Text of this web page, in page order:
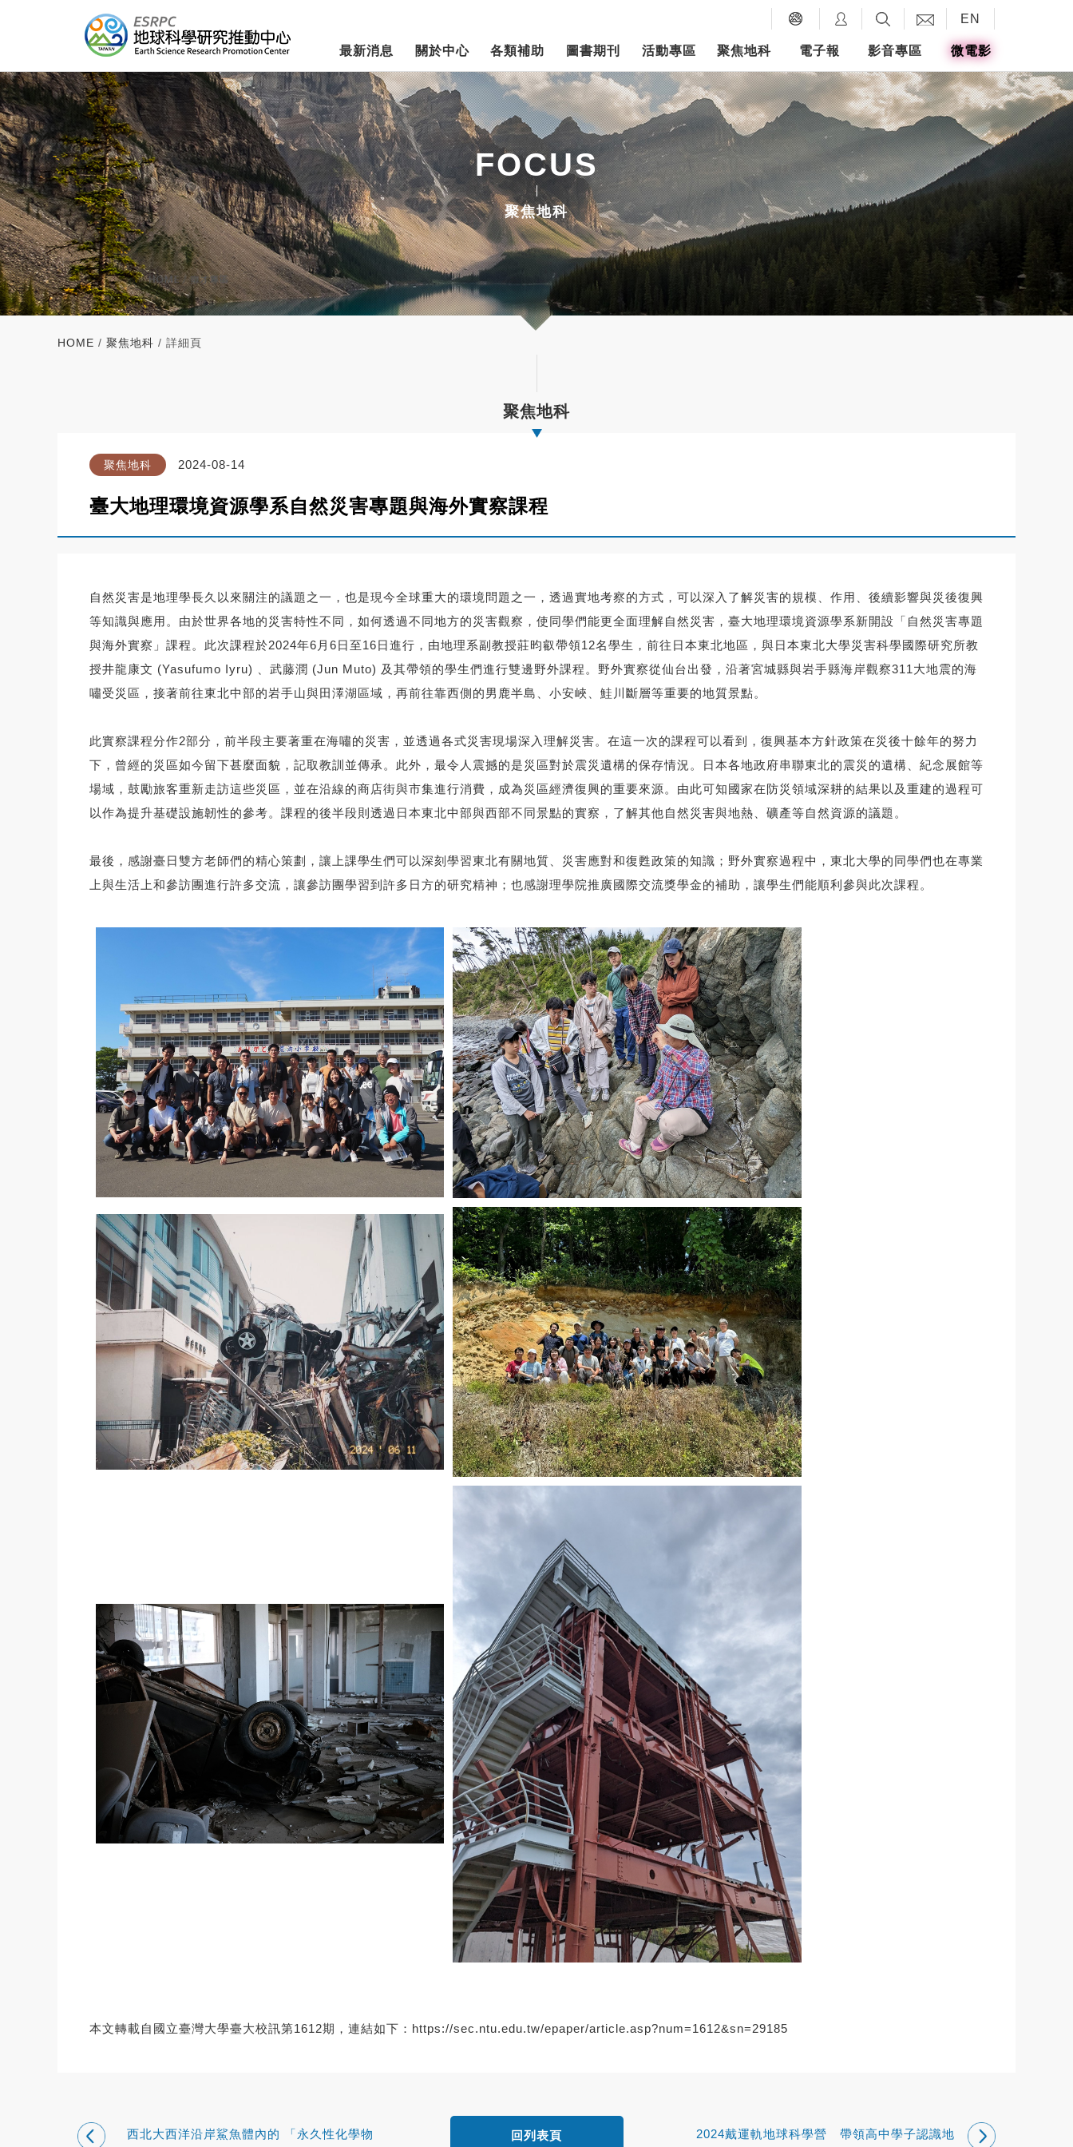
EN
最新消息 關於中心 各類補助 圖書期刊 活動專區 聚焦地科 電子報 影音專區 微電影
FOCUS
聚焦地科
HOME / 聚焦地科 / 詳細頁
聚焦地科
聚焦地科 2024-08-14
臺大地理環境資源學系自然災害專題與海外實察課程
自然災害是地理學長久以來關注的議題之一，也是現今全球重大的環境問題之一，透過實地考察的方式，可以深入了解災害的規模、作用、後續影響與災後復興
等知識與應用。由於世界各地的災害特性不同，如何透過不同地方的災害觀察，使同學們能更全面理解自然災害，臺大地理環境資源學系新開設「自然災害專題
與海外實察」課程。此次課程於2024年6月6日至16日進行，由地理系副教授莊昀叡帶領12名學生，前往日本東北地區，與日本東北大學災害科學國際研究所教
授井龍康文 (Yasufumo Iyru) 、武藤潤 (Jun Muto) 及其帶領的學生們進行雙邊野外課程。野外實察從仙台出發，沿著宮城縣與岩手縣海岸觀察311大地震的海
嘯受災區，接著前往東北中部的岩手山與田澤湖區域，再前往靠西側的男鹿半島、小安峽、鮭川斷層等重要的地質景點。
此實察課程分作2部分，前半段主要著重在海嘯的災害，並透過各式災害現場深入理解災害。在這一次的課程可以看到，復興基本方針政策在災後十餘年的努力
下，曾經的災區如今留下甚麼面貌，記取教訓並傳承。此外，最令人震撼的是災區對於震災遺構的保存情況。日本各地政府串聯東北的震災的遺構、紀念展館等
場域，鼓勵旅客重新走訪這些災區，並在沿線的商店街與市集進行消費，成為災區經濟復興的重要來源。由此可知國家在防災領域深耕的結果以及重建的過程可
以作為提升基礎設施韌性的參考。課程的後半段則透過日本東北中部與西部不同景點的實察，了解其他自然災害與地熱、礦產等自然資源的議題。
最後，感謝臺日雙方老師們的精心策劃，讓上課學生們可以深刻學習東北有關地質、災害應對和復甦政策的知識；野外實察過程中，東北大學的同學們也在專業
上與生活上和參訪團進行許多交流，讓參訪團學習到許多日方的研究精神；也感謝理學院推廣國際交流獎學金的補助，讓學生們能順利參與此次課程。
本文轉載自國立臺灣大學臺大校訊第1612期，連結如下： https://sec.ntu.edu.tw/epaper/article.asp?num=1612&sn=29185
西北大西洋沿岸鯊魚體內的 「永久性化學物 2024戴運軌地球科學營 帶領高中學子認識地
回列表頁